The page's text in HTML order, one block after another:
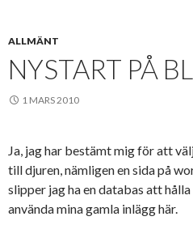
ALLMÄNT
NYSTART PÅ
1 MARS 2010
Ja, jag har bestämt mig för att
till djuren, nämligen en sida på
slipper jag ha en databas att
använda mina gamla inlägg här.